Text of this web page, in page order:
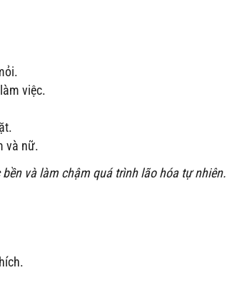
việc.
và nữ.
và làm chậm quá trình lão hóa tự nhiên.